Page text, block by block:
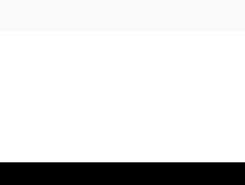
新潮文庫／編